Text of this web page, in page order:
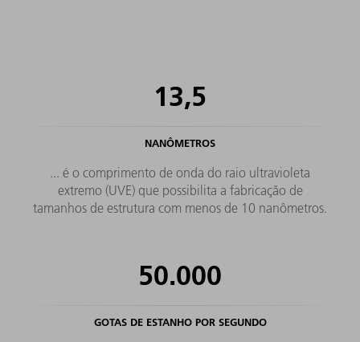
13,5
NANÔMETROS
... é o comprimento de onda do raio ultravioleta
extremo (UVE) que possibilita a fabricação de
tamanhos de estrutura com menos de 10 nanômetros.
50.000
GOTAS DE ESTANHO POR SEGUNDO